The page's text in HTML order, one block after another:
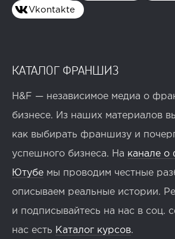
Vkontakte
КАТАЛОГ ФРАНШИЗ
H&F — независимое медиа о
бизнесе. Из наших материалов
как выбирать франшизу и
успешного бизнеса. На канале о
Ютубе мы проводим честные
описываем реальные истории.
и подписывайтесь на нас в соц.
нас есть Каталог курсов.